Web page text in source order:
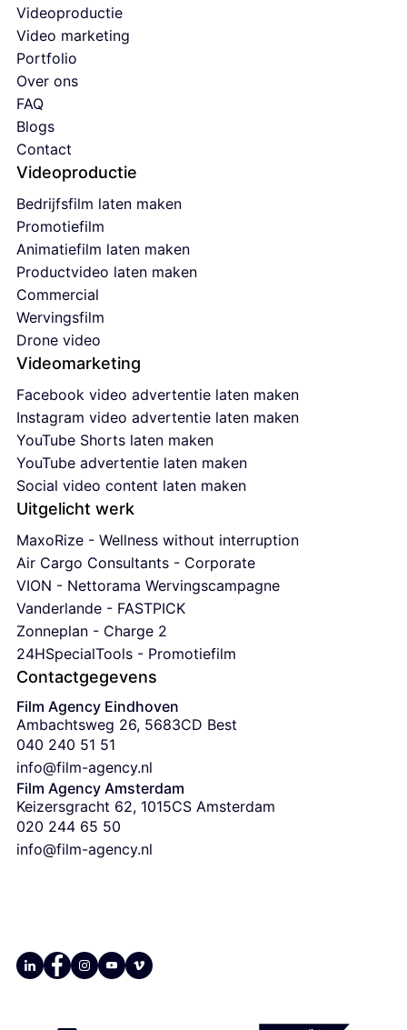
Videoproductie
Video marketing
Portfolio
Over ons
FAQ
Blogs
Contact
Videoproductie
Bedrijfsfilm laten maken
Promotiefilm
Animatiefilm laten maken
Productvideo laten maken
Commercial
Wervingsfilm
Drone video
Videomarketing
Facebook video advertentie laten maken
Instagram video advertentie laten maken
YouTube Shorts laten maken
YouTube advertentie laten maken
Social video content laten maken
Uitgelicht werk
MaxoRize - Wellness without interruption
Air Cargo Consultants - Corporate
VION - Nettorama Wervingscampagne
Vanderlande - FASTPICK
Zonneplan - Charge 2
24HSpecialTools - Promotiefilm
Contactgegevens
Film Agency Eindhoven
Ambachtsweg 26, 5683CD Best
‭040 240 51 51‬
info@film-agency.nl
Film Agency Amsterdam
Keizersgracht 62, 1015CS Amsterdam
‭020 244 65 50
info@film-agency.nl